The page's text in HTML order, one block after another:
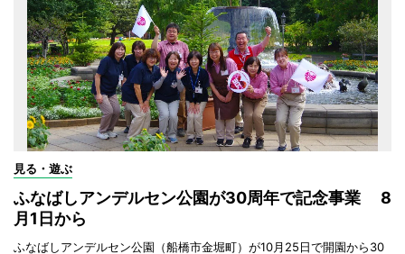
見る・遊ぶ
ふなばしアンデルセン公園が30周年で記念事業 8
月1日から
ふなばしアンデルセン公園（船橋市金堀町）が10月25日で開園から30